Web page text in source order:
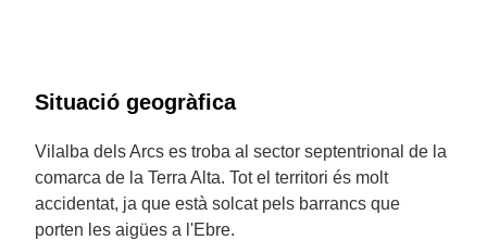
Situació geogràfica
Vilalba dels Arcs es troba al sector septentrional de la
comarca de la Terra Alta. Tot el territori és molt
accidentat, ja que està solcat pels barrancs que
porten les aigües a l'Ebre.